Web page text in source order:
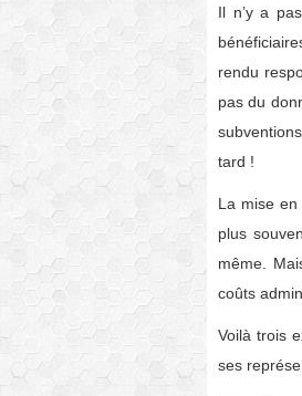
Il n’y a
rendu
pas du
tard !
La mise
plus
même.
coûts
Voilà trois
ses